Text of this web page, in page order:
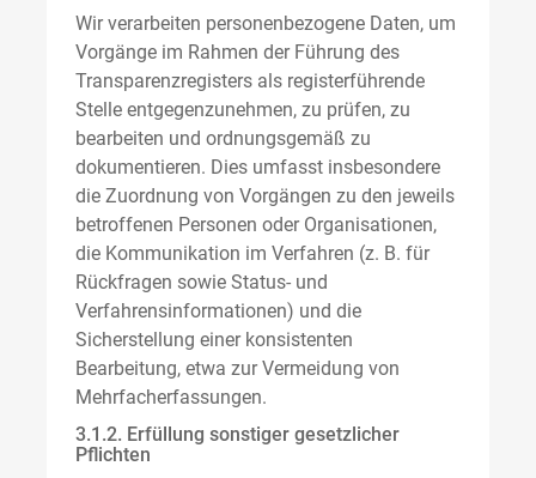
Wir verarbeiten personenbezogene Daten, um
Vorgänge im Rahmen der Führung des
Transparenzregisters als registerführende
Stelle entgegenzunehmen, zu prüfen, zu
bearbeiten und ordnungsgemäß zu
dokumentieren. Dies umfasst insbesondere
die Zuordnung von Vorgängen zu den jeweils
betroffenen Personen oder Organisationen,
die Kommunikation im Verfahren (z. B. für
Rückfragen sowie Status- und
Verfahrensinformationen) und die
Sicherstellung einer konsistenten
Bearbeitung, etwa zur Vermeidung von
Mehrfacherfassungen.
3.1.2. Erfüllung sonstiger gesetzlicher
Pflichten